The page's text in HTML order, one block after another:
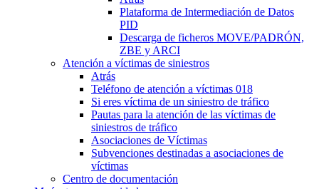
Plataforma de Intermediación de Datos
PID
Descarga de ficheros MOVE/PADRÓN,
ZBE y ARCI
Atención a víctimas de siniestros
Atrás
Teléfono de atención a víctimas 018
Si eres víctima de un siniestro de tráfico
Pautas para la atención de las víctimas de
siniestros de tráfico
Asociaciones de Víctimas
Subvenciones destinadas a asociaciones de
víctimas
Centro de documentación